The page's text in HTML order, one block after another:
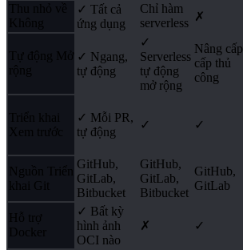
Thu nhỏ về
Không
✓ Tất cả
ứng dụng
Chỉ hàm
serverless ✗
Tự động Mở
rộng
✓ Ngang,
tự động
✓
Serverless
tự động
mở rộng
Nâng cấp
cấp thủ
công
Triển khai
Xem trước
✓ Mỗi PR,
tự động
✓ ✓
Nguồn Triển
khai Git
GitHub,
GitLab,
Bitbucket
GitHub,
GitLab,
Bitbucket
GitHub,
GitLab
Hỗ trợ
Docker
✓ Bất kỳ
hình ảnh
OCI nào
✗ ✓